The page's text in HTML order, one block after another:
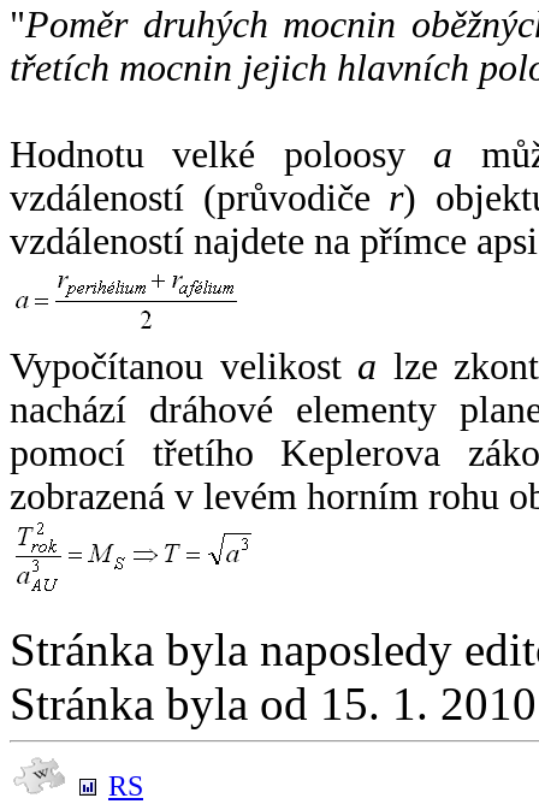
"Poměr druhých mocnin
třetích mocnin jejich hlavních
Hodnotu velké poloosy a
vzdáleností (průvodiče r)
vzdáleností najdete na přímce
Vypočítanou velikost a lze
nachází dráhové elementy
pomocí třetího Keplerova
zobrazená v levém horním rohu
Stránka byla naposledy
Stránka byla od 15. 1.
RS